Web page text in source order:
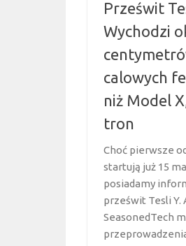
Prześwit
Wychodzi
calowych
niż Model
tron
Choć pierwsze
startują już 15
posiadamy
prześwit Tesli Y.
SeasonedTech